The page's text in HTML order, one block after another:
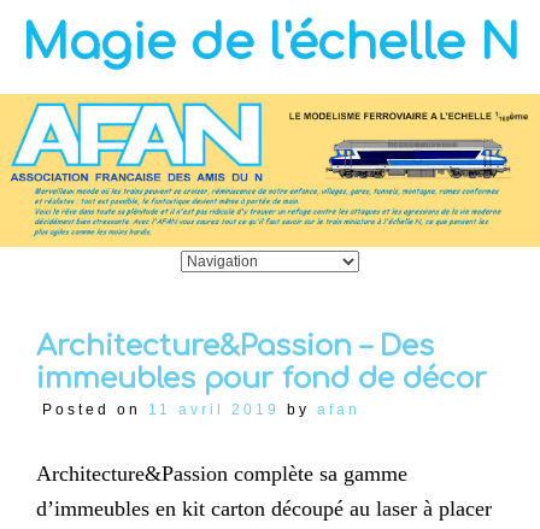
Magie de l'échelle N
Architecture&Passion – Des
immeubles pour fond de décor
Posted on 11 avril 2019 by afan
Architecture&Passion complète sa gamme
d’immeubles en kit carton découpé au laser à placer